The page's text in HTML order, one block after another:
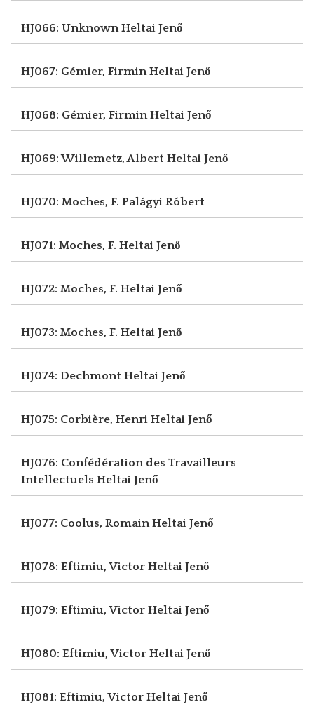
HJ066: UnknownHeltai Jenő
HJ067: Gémier, FirminHeltai Jenő
HJ068: Gémier, FirminHeltai Jenő
HJ069: Willemetz, Albert Heltai Jenő
HJ070: Moches, F. Palágyi Róbert
HJ071: Moches, F. Heltai Jenő
HJ072: Moches, F. Heltai Jenő
HJ073: Moches, F. Heltai Jenő
HJ074: Dechmont Heltai Jenő
HJ075: Corbière, Henri Heltai Jenő
HJ076: Confédération des Travailleurs
Intellectuels Heltai Jenő
HJ077: Coolus, RomainHeltai Jenő
HJ078: Eftimiu, Victor Heltai Jenő
HJ079: Eftimiu, Victor Heltai Jenő
HJ080: Eftimiu, Victor Heltai Jenő
HJ081: Eftimiu, Victor Heltai Jenő